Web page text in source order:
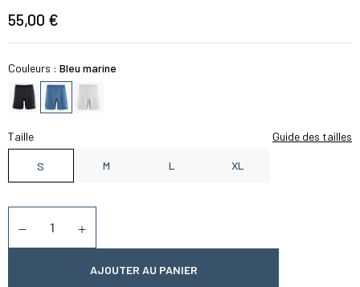
55,00 €
Couleurs : Bleu marine
Taille Guide des tailles
S M L XL
AJOUTER AU PANIER